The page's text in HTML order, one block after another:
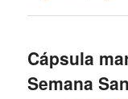
Cápsula
Semana